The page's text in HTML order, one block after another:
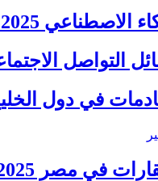
2025 في حياتك اليومية : الدليل الشامل للاستفادة…
التواصل
في دول
في مصر 2025 : نصائح للشراء والاستثمار الذكي